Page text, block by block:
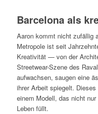
Barcelona als
Aaron kommt nicht zufällig
Metropole ist seit
Kreativität — von der
Streetwear-Szene des
aufwachsen, saugen eine
ihrer Arbeit spiegelt.
einem Modell, das nicht
Leben füllt.